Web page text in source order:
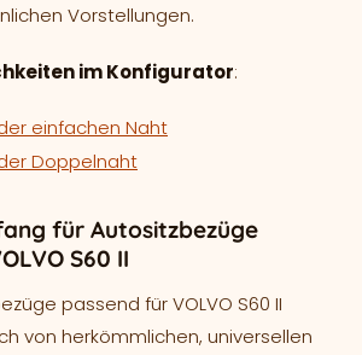
Vorstellungen.
im Konfigurator:
einfachen Naht
Doppelnaht
für Autositzbezüge
S60 II
passend für VOLVO S60 II
von herkömmlichen, universellen